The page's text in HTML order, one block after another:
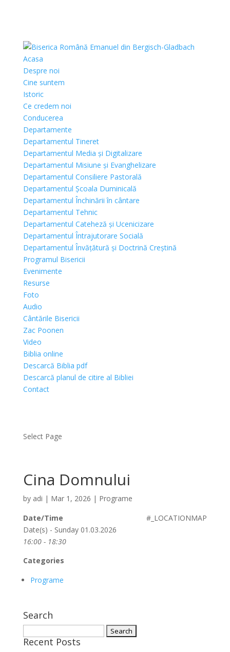
Acasa
Despre noi
Cine suntem
Istoric
Ce credem noi
Conducerea
Departamente
Departamentul Tineret
Departamentul Media și Digitalizare
Departamentul Misiune și Evanghelizare
Departamentul Consiliere Pastorală
Departamentul Școala Duminicală
Departamentul Închinării în cântare
Departamentul Tehnic
Departamentul Cateheză și Ucenicizare
Departamentul Întrajutorare Socială
Departamentul Învățătură și Doctrină Creștină
Programul Bisericii
Evenimente
Resurse
Foto
Audio
Cântările Bisericii
Zac Poonen
Video
Biblia online
Descarcă Biblia pdf
Descarcă planul de citire al Bibliei
Contact
Select Page
Cina Domnului
by adi | Mar 1, 2026 | Programe
#_LOCATIONMAP
Date/Time
Date(s) - Sunday 01.03.2026
16:00 - 18:30
Categories
Programe
Search
for:
Recent Posts